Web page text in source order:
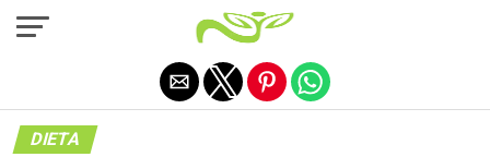
DIETA
Salir de la versión móvil